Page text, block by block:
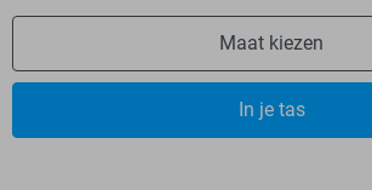
Maat kiezen
In je tas